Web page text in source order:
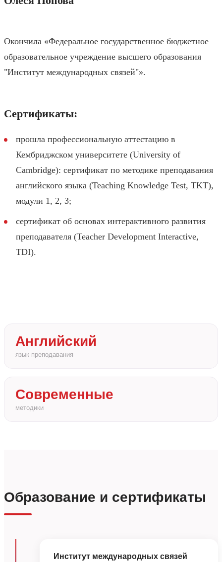
Окончила «Федеральное государственное бюджетное
образовательное учреждение высшего образования
"Институт международных связей"».
Сертификаты:
прошла профессиональную аттестацию в
Кембриджском университете (University of
Cambridge): сертификат по методике преподавания
английского языка (Teaching Knowledge Test, TKT),
модули 1, 2, 3;
сертификат об основах интерактивного развития
преподавателя (Teacher Development Interactive,
TDI).
Английский
язык преподавания
Современные
методики
Образование и сертификаты
Институт международных связей